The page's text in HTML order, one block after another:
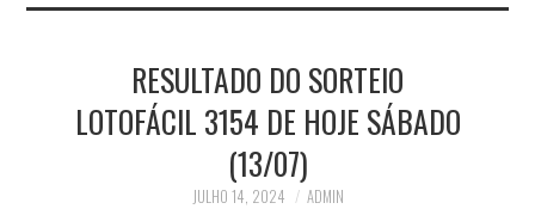
RESULTADO DO SORTEIO
LOTOFÁCIL 3154 DE HOJE SÁBADO
(13/07)
JULHO 14, 2024 ADMIN